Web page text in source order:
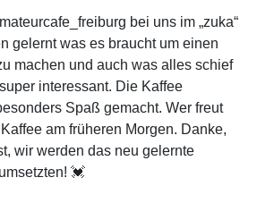
bei uns im „zuka“
gelernt was es braucht um einen
machen und auch was alles schief
interessant. Die Kaffee
Spaß gemacht. Wer freut
am früheren Morgen. Danke,
wir werden das neu gelernte
💓